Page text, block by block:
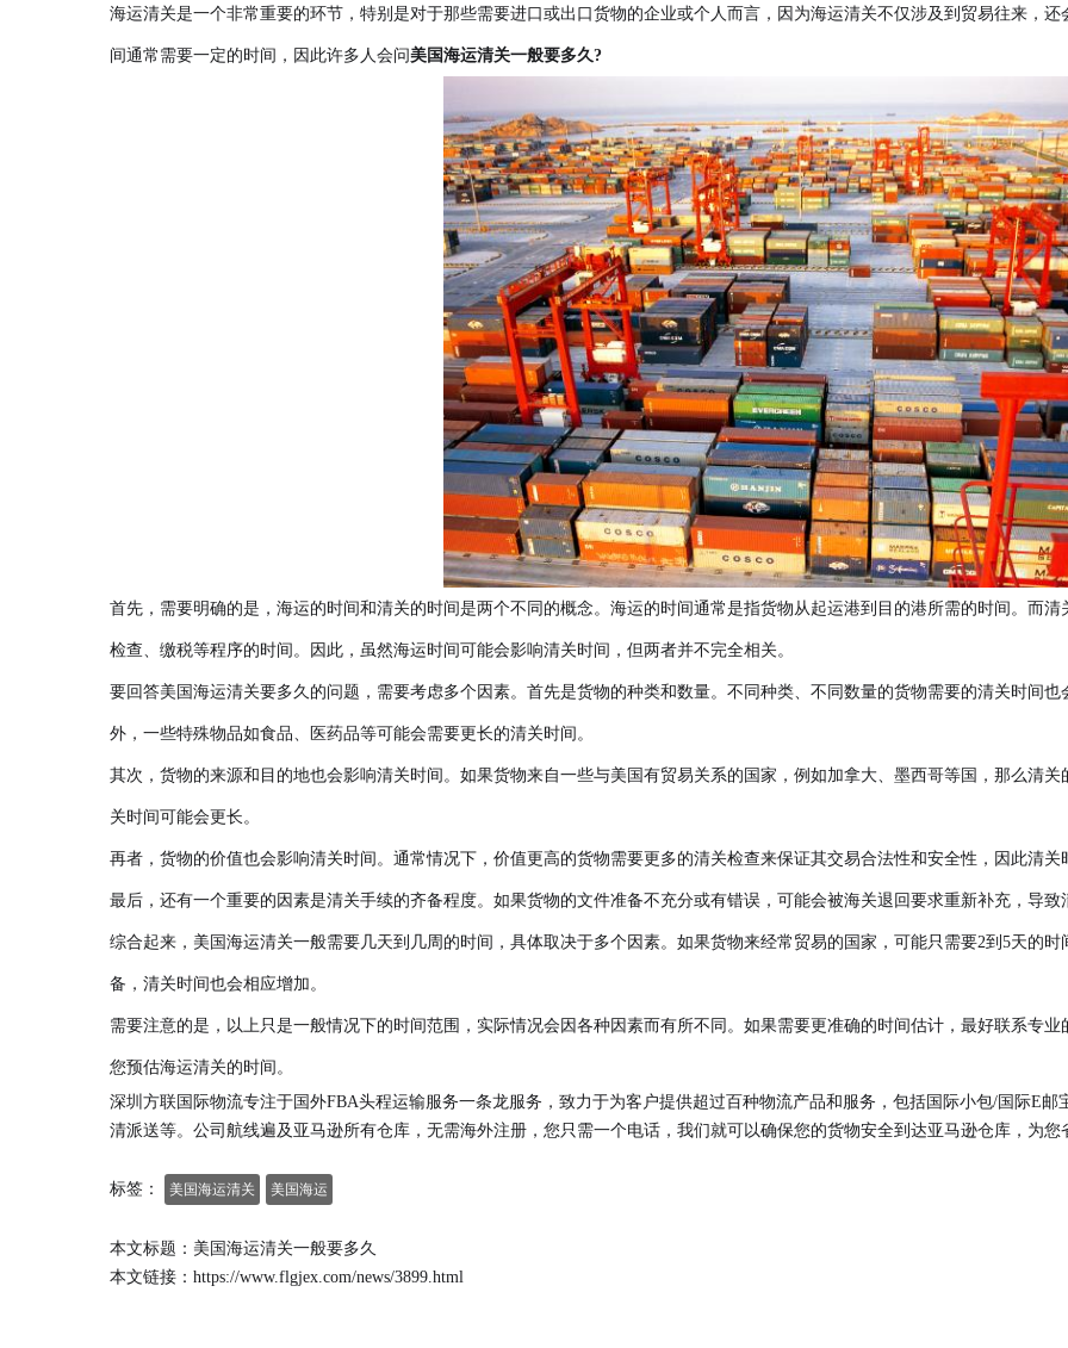
海运清关是一个非常重要的环节，特别是对于那些需要进口或出口货物的企业或个人而言，因为海运清关不仅涉及到贸易往来，
间通常需要一定的时间，因此许多人会问美国海运清关一般要多久?
首先，需要明确的是，海运的时间和清关的时间是两个不同的概念。海运的时间通常是指货物从起运港到目的港所需的时间。而
检查、缴税等程序的时间。因此，虽然海运时间可能会影响清关时间，但两者并不完全相关。
要回答美国海运清关要多久的问题，需要考虑多个因素。首先是货物的种类和数量。不同种类、不同数量的货物需要的清关时间
外，一些特殊物品如食品、医药品等可能会需要更长的清关时间。
其次，货物的来源和目的地也会影响清关时间。如果货物来自一些与美国有贸易关系的国家，例如加拿大、墨西哥等国，那么清
关时间可能会更长。
再者，货物的价值也会影响清关时间。通常情况下，价值更高的货物需要更多的清关检查来保证其交易合法性和安全性，因此清关
最后，还有一个重要的因素是清关手续的齐备程度。如果货物的文件准备不充分或有错误，可能会被海关退回要求重新补充，导致
综合起来，美国海运清关一般需要几天到几周的时间，具体取决于多个因素。如果货物来经常贸易的国家，可能只需要2到5天的
备，清关时间也会相应增加。
需要注意的是，以上只是一般情况下的时间范围，实际情况会因各种因素而有所不同。如果需要更准确的时间估计，最好联系专
您预估海运清关的时间。
深圳方联国际物流专注于国外FBA头程运输服务一条龙服务，致力于为客户提供超过百种物流产品和服务，包括国际小包/国际E
清派送等。公司航线遍及亚马逊所有仓库，无需海外注册，您只需一个电话，我们就可以确保您的货物安全到达亚马逊仓库，为您
标签： 美国海运清关 美国海运
本文标题：美国海运清关一般要多久
本文链接： https://www.flgjex.com/news/3899.html